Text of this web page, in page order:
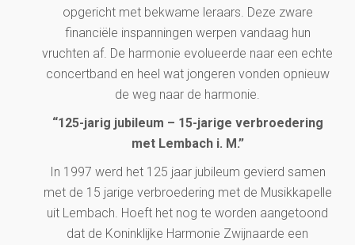
opgericht met bekwame leraars. Deze zware
financiële inspanningen werpen vandaag hun
vruchten af. De harmonie evolueerde naar een echte
concertband en heel wat jongeren vonden opnieuw
de weg naar de harmonie.
“125-jarig jubileum – 15-jarige verbroedering
met Lembach i. M.”
In 1997 werd het 125 jaar jubileum gevierd samen
met de 15 jarige verbroedering met de Musikkapelle
uit Lembach. Hoeft het nog te worden aangetoond
dat de Koninklijke Harmonie Zwijnaarde een